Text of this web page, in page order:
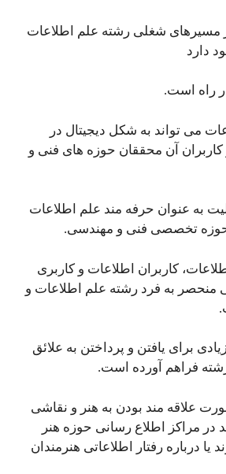
مسیرهای شغلی رشته علم اطلاعات
دارد
راه است.
می تواند به شکل دیجیتال در
باشد و کاربران آن محققان حوزه های فنی و
به عنوان حرفه مند علم اطلاعات
کاربران اطلاعات و کاربری
منحصر به فرد رشته علم اطلاعات و
برای یافتن و پرداختن به علائق
فراهم آورده است.
علاقه مند بودن به هنر و نقاشی
در مراکز اطلاع رسانی حوزه هنر
درباره رفتار اطلاعاتی هنرمندان